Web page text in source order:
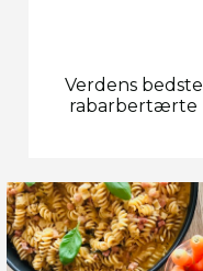
Verdens bedste
rabarbertærte